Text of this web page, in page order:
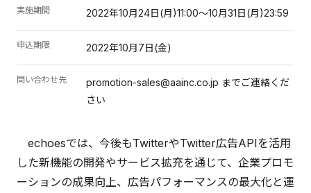
実施期間 2022年10月24日(月)11:00～10月31日(月)23:59
申込期限 2022年10月7日(金)
問い合わせ先
promotion-sales@aainc.co.jp までご連絡くだ
さい
echoesでは、今後もTwitterやTwitter広告APIを活用
した新機能の開発やサービス拡充を通じて、企業プロモ
ーションの成果向上、広告パフォーマンスの最大化と運